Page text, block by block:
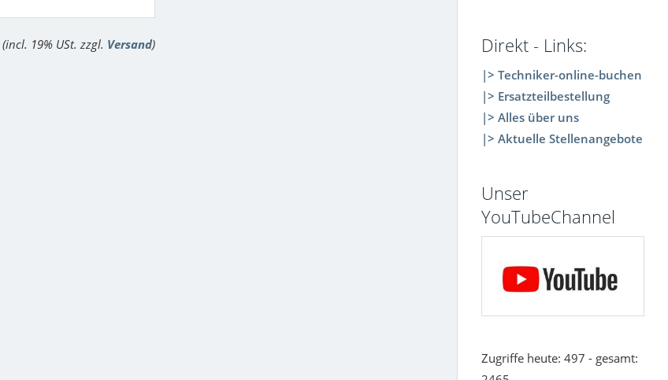
(incl. 19% USt. zzgl. Versand) Direkt - Links:
|> Techniker-online-buchen
|> Ersatzteilbestellung
|> Alles über uns
|> Aktuelle Stellenangebote
Unser
YouTubeChannel
Zugriffe heute: 497 - gesamt: